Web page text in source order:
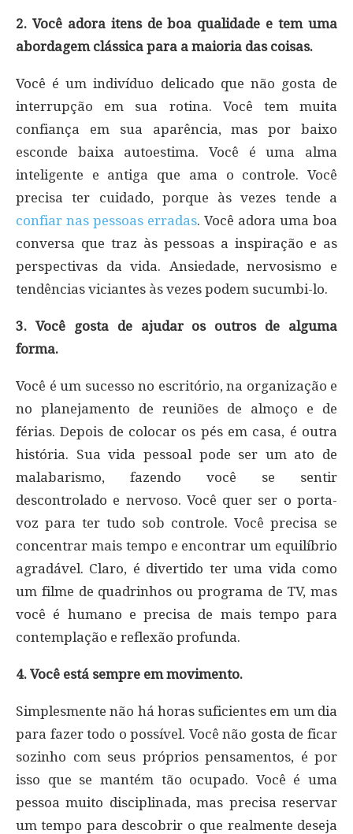
2. Você adora itens de boa qualidade e tem uma
abordagem clássica para a maioria das coisas.
Você é um indivíduo delicado que não gosta de
interrupção em sua rotina. Você tem muita
confiança em sua aparência, mas por baixo
esconde baixa autoestima. Você é uma alma
inteligente e antiga que ama o controle. Você
precisa ter cuidado, porque às vezes tende a
confiar nas pessoas erradas. Você adora uma boa
conversa que traz às pessoas a inspiração e as
perspectivas da vida. Ansiedade, nervosismo e
tendências viciantes às vezes podem sucumbi-lo.
3. Você gosta de ajudar os outros de alguma
forma.
Você é um sucesso no escritório, na organização e
no planejamento de reuniões de almoço e de
férias. Depois de colocar os pés em casa, é outra
história. Sua vida pessoal pode ser um ato de
malabarismo, fazendo você se sentir
descontrolado e nervoso. Você quer ser o porta-
voz para ter tudo sob controle. Você precisa se
concentrar mais tempo e encontrar um equilíbrio
agradável. Claro, é divertido ter uma vida como
um filme de quadrinhos ou programa de TV, mas
você é humano e precisa de mais tempo para
contemplação e reflexão profunda.
4. Você está sempre em movimento.
Simplesmente não há horas suficientes em um dia
para fazer todo o possível. Você não gosta de ficar
sozinho com seus próprios pensamentos, é por
isso que se mantém tão ocupado. Você é uma
pessoa muito disciplinada, mas precisa reservar
um tempo para descobrir o que realmente deseja